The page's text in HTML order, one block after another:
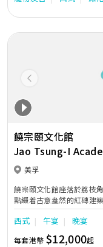
Previous
饒宗頤文化館
Jao Tsung-I
美孚
饒宗頤文化館座落於荔枝
點綴着古意盎然的紅磚建
禮！文化館內提供多個室
影視設備及傢俱。富有傳
嫁出門之用，盡享賓至如
西式 午宴 晚宴
每套港幣 $12,000起